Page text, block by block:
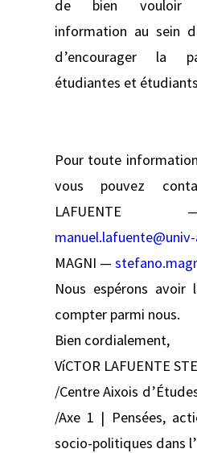
de bien vouloir
information au sein
d’encourager la
étudiantes et
Pour toute
vous pouvez
MAGNI —
Nous espérons avoir
compter parmi nous.
Bien cordialement,
VíCTOR LAFUENTE
/Centre Aixois
/Axe 1 | Pensées,
socio-politiques dans